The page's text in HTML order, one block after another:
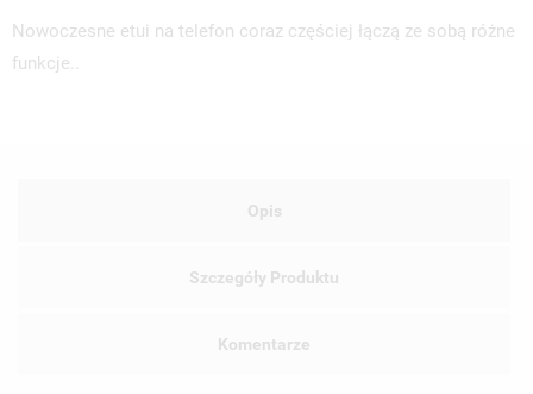
Nowoczesne etui na telefon coraz częściej łączą ze sobą różne
funkcje..
Opis
Szczegóły Produktu
Komentarze